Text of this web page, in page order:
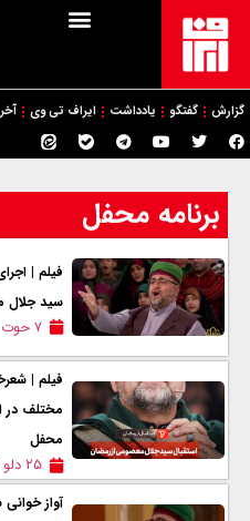
گزارش گفتگو یادداشت ایراف تی وی
برنامه محفل
فیلم |
سید جلال
۷ حوت ۱۴۰۴
مختلف در
محفل
۲۵ دلو ۱۴۰۴
آواز